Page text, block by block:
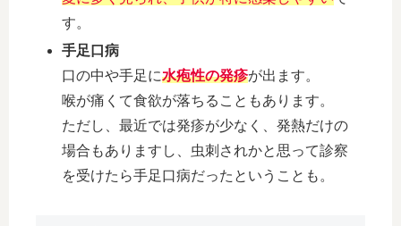
す。
手足口病
口の中や手足に水疱性の発疹が出ます。
喉が痛くて食欲が落ちることもあります。
ただし、最近では発疹が少なく、発熱だけの
場合もありますし、虫刺されかと思って診察
を受けたら手足口病だったということも。